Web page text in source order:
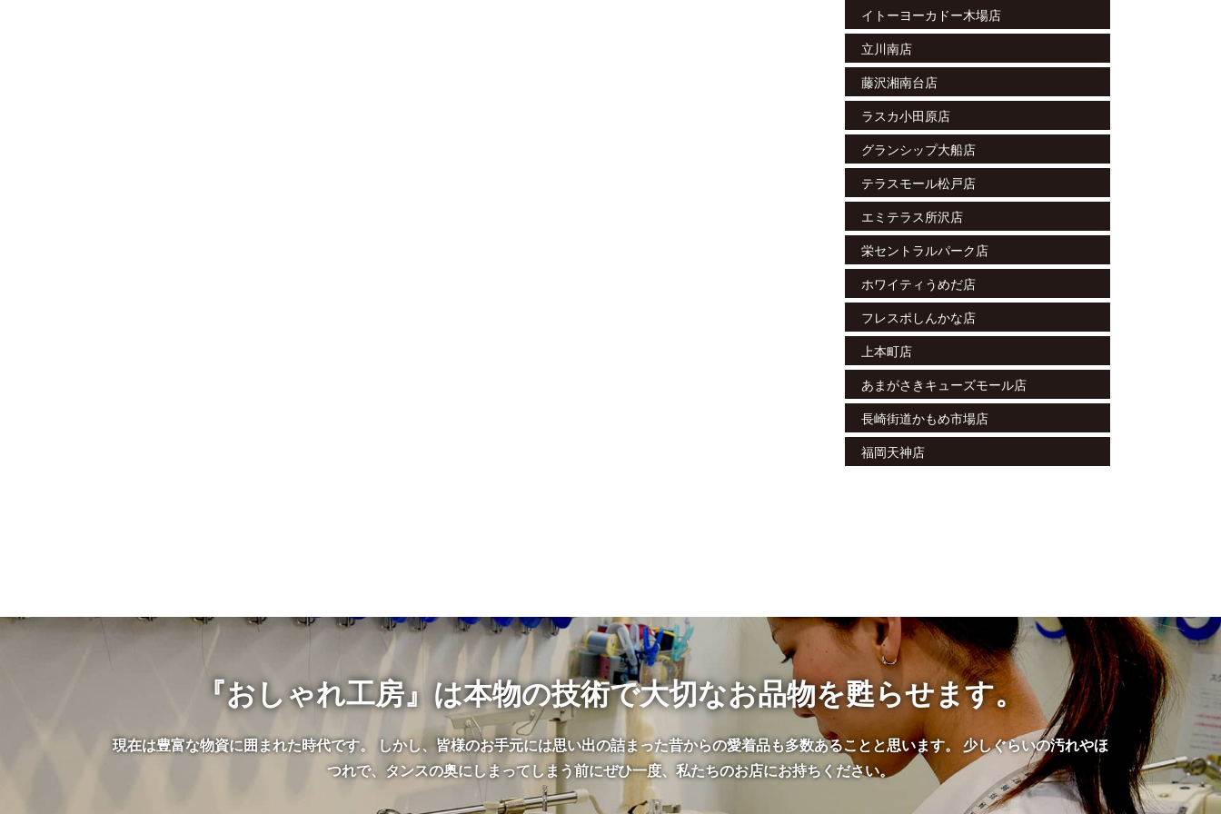
イトーヨーカドー木場店
立川南店
藤沢湘南台店
ラスカ小田原店
グランシップ大船店
テラスモール松戸店
エミテラス所沢店
栄セントラルパーク店
ホワイティうめだ店
フレスポしんかな店
上本町店
あまがさきキューズモール店
長崎街道かもめ市場店
福岡天神店
『おしゃれ工房』は本物の技術で大切なお品物を甦らせます。
現在は豊富な物資に囲まれた時代です。 しかし、皆様のお手元には思い出の詰まった昔からの愛着品も多数あることと思います。 少しぐらいの汚れやほ
つれで、タンスの奥にしまってしまう前にぜひ一度、私たちのお店にお持ちください。